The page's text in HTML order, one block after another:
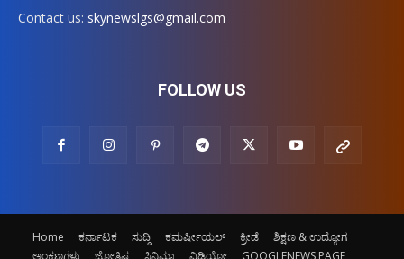
Contact us: skynewslgs@gmail.com
FOLLOW US
Home ಕರ್ನಾಟಕ ಸುದ್ದಿ ಕಮರ್ಷೀಯಲ್ ಕ್ರೀಡೆ
ಶಿಕ್ಷಣ & ಉದ್ಯೋಗ
ಅಂಕಣಗಳು
ಜ್ಯೋತಿಷ್ಯ ಸಿನಿಮಾ ವಿಡಿಯೋ GOOGLENEWS PAGE